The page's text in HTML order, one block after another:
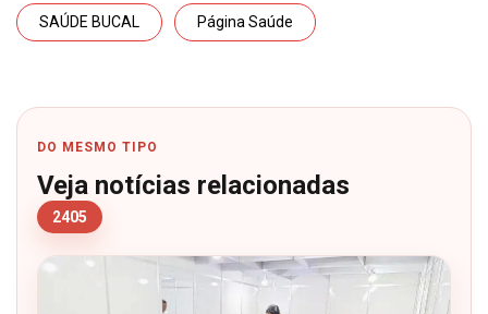
SAÚDE BUCAL Página Saúde
DO MESMO TIPO
Veja notícias relacionadas
2405